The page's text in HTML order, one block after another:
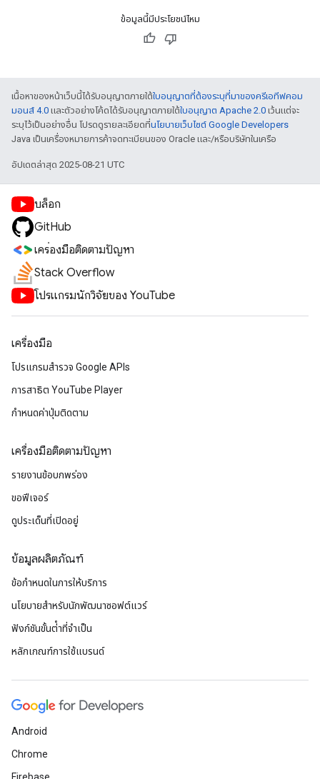
ข้อมูลนี้มีประโยชน์ไหม
เนื้อหาของหน้าเว็บนี้ได้รับอนุญาตภายใต้ใบอนุญาตที่ต้องระบุที่มาของครีเอทีฟคอม
มอนส์ 4.0 และตัวอย่างโค้ดได้รับอนุญาตภายใต้ใบอนุญาต Apache 2.0 เว้นแต่จะ
ระบุไว้เป็นอย่างอื่น โปรดดูรายละเอียดที่นโยบายเว็บไซต์ Google Developers
Java เป็นเครื่องหมายการค้าจดทะเบียนของ Oracle และ/หรือบริษัทในเครือ
อัปเดตล่าสุด 2025-08-21 UTC
บล็อก
GitHub
เครื่องมือติดตามปัญหา
Stack Overflow
โปรแกรมนักวิจัยของ YouTube
เครื่องมือ
โปรแกรมสำรวจ Google APIs
การสาธิต YouTube Player
กำหนดค่าปุ่มติดตาม
เครื่องมือติดตามปัญหา
รายงานข้อบกพร่อง
ขอฟีเจอร์
ดูประเด็นที่เปิดอยู่
ข้อมูลผลิตภัณฑ์
ข้อกำหนดในการให้บริการ
นโยบายสำหรับนักพัฒนาซอฟต์แวร์
ฟังก์ชันขั้นต่ําที่จําเป็น
หลักเกณฑ์การใช้แบรนด์
Android
Chrome